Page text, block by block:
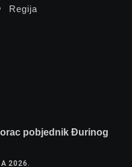
Regija
pobjednik Đurinog
2026.